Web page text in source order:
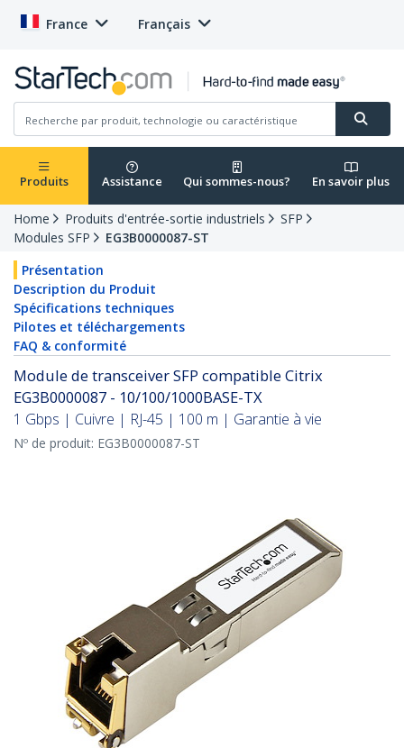
France Français
Produits Assistance Qui sommes-nous? En savoir plus
Home Produits d'entrée-sortie industriels
SFP
Modules SFP
EG3B0000087-ST
Présentation
Description du Produit
Spécifications techniques
Pilotes et téléchargements
FAQ & conformité
Module de transceiver SFP compatible Citrix
EG3B0000087 - 10/100/1000BASE-TX
1 Gbps | Cuivre | RJ-45 | 100 m | Garantie à vie
Nº de produit: EG3B0000087-ST